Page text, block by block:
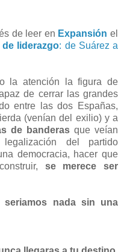
de leer en Expansión el
de liderazgo: de Suárez a
la atención la figura de
de cerrar las grandes
entre las dos Españas,
(venían del exilio) y a
de banderas que veían
del partido
democracia, hacer que
se merece ser
seriamos nada sin una